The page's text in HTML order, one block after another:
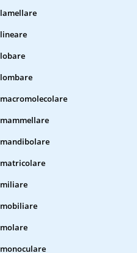
lamellare
lineare
lobare
lombare
macromolecolare
mammellare
mandibolare
matricolare
miliare
mobiliare
molare
monoculare